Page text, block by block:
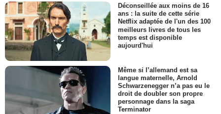
Déconseillée aux moins de 16
ans : la suite de cette série
Netflix adaptée de l'un des 100
meilleurs livres de tous les
temps est disponible
aujourd'hui
Même si l’allemand est sa
langue maternelle, Arnold
Schwarzenegger n’a pas eu le
droit de doubler son propre
personnage dans la saga
Terminator